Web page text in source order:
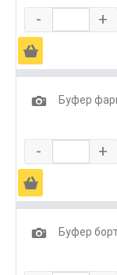
- +
Ä
1
Буфер
- +
Ä
1
Буфер